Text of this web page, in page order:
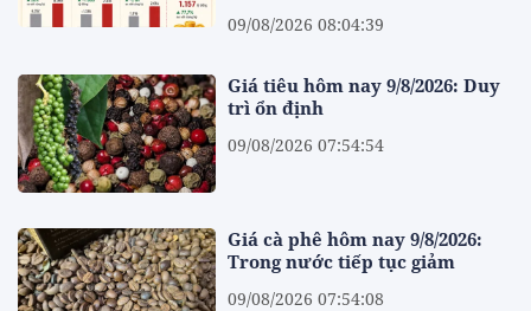
09/08/2026 08:04:39
Giá tiêu hôm nay 9/8/2026: Duy
trì ổn định
09/08/2026 07:54:54
Giá cà phê hôm nay 9/8/2026:
Trong nước tiếp tục giảm
09/08/2026 07:54:08